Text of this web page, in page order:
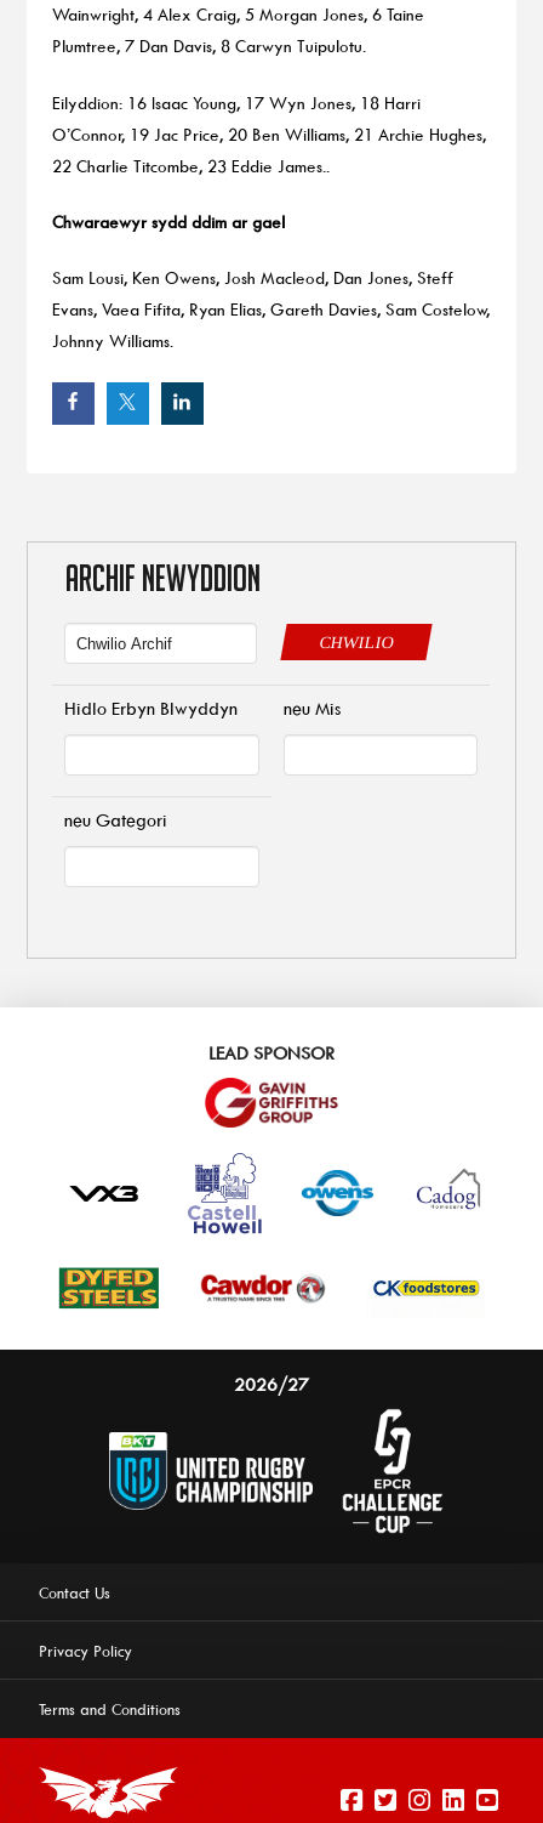
Wainwright, 4 Alex Craig, 5 Morgan Jones, 6 Taine
Plumtree, 7 Dan Davis, 8 Carwyn Tuipulotu.
Eilyddion: 16 Isaac Young, 17 Wyn Jones, 18 Harri
O’Connor, 19 Jac Price, 20 Ben Williams, 21 Archie Hughes,
22 Charlie Titcombe, 23 Eddie James..
Chwaraewyr sydd ddim ar gael
Sam Lousi, Ken Owens, Josh Macleod, Dan Jones, Steff
Evans, Vaea Fifita, Ryan Elias, Gareth Davies, Sam Costelow,
Johnny Williams.
ARCHIF NEWYDDION
CHWILIO
Hidlo Erbyn Blwyddyn neu Mis
neu Gategori
LEAD SPONSOR
2026/27
Contact Us
Privacy Policy
Terms and Conditions